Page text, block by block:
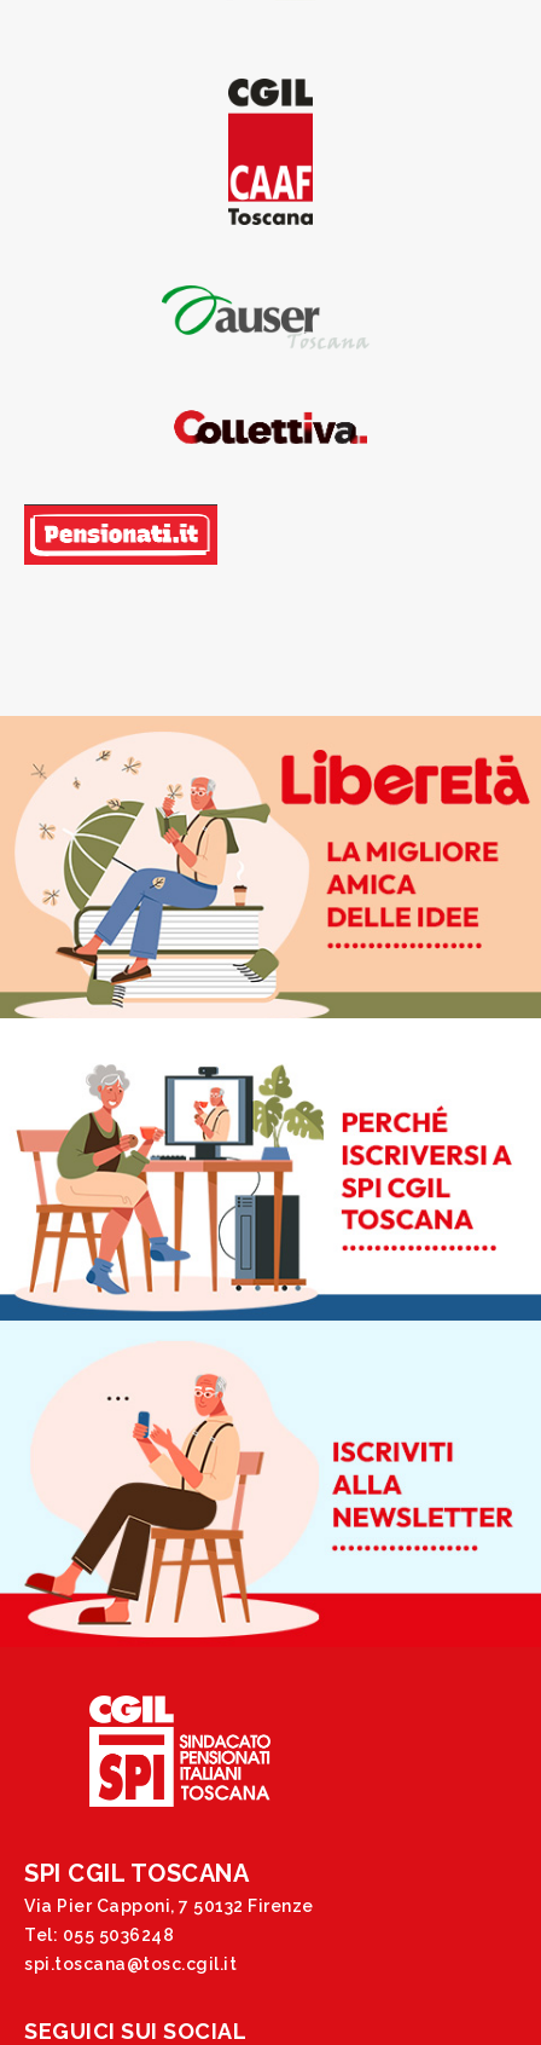
SPI CGIL TOSCANA
Via Pier Capponi, 7 50132 Firenze
Tel: 055 5036248
spi.toscana@tosc.cgil.it
SEGUICI SUI SOCIAL